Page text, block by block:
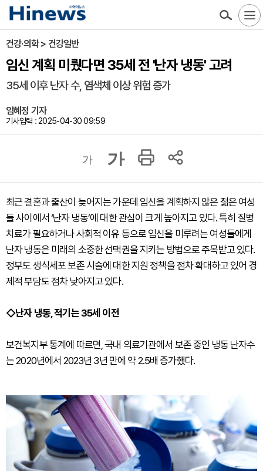
건강·의학 > 건강일반
임신 계획 미뤘다면 35세 전 '난자 냉동' 고려
35세 이후 난자 수, 염색체 이상 위험 증가
임혜정 기자
기사입력 : 2025-04-30 09:59
가 가
최근 결혼과 출산이 늦어지는 가운데 임신을 계획하지 않은 젊은 여성
들 사이에서 ‘난자 냉동’에 대한 관심이 크게 높아지고 있다. 특히 질병
치료가 필요하거나 사회적 이유 등으로 임신을 미루려는 여성들에게
난자 냉동은 미래의 소중한 선택권을 지키는 방법으로 주목받고 있다.
정부도 생식세포 보존 시술에 대한 지원 정책을 점차 확대하고 있어 경
제적 부담도 점차 낮아지고 있다.
◇난자 냉동, 적기는 35세 이전
보건복지부 통계에 따르면, 국내 의료기관에서 보존 중인 냉동 난자수
는 2020년에서 2023년 3년 만에 약 2.5배 증가했다.